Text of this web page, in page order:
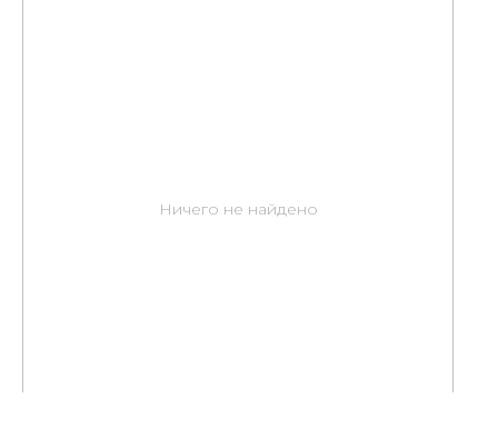
Ничего не найдено